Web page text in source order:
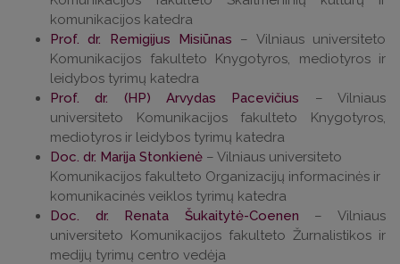
komunikacijos katedra
Prof. dr. Remigijus Misiūnas – Vilniaus universiteto
Komunikacijos fakulteto Knygotyros, mediotyros ir
leidybos tyrimų katedra
Prof. dr. (HP) Arvydas Pacevičius – Vilniaus
universiteto Komunikacijos fakulteto Knygotyros,
mediotyros ir leidybos tyrimų katedra
Doc. dr. Marija Stonkienė – Vilniaus universiteto
Komunikacijos fakulteto Organizacijų informacinės ir
komunikacinės veiklos tyrimų katedra
Doc. dr. Renata Šukaitytė-Coenen – Vilniaus
universiteto Komunikacijos fakulteto Žurnalistikos ir
medijų tyrimų centro vedėja